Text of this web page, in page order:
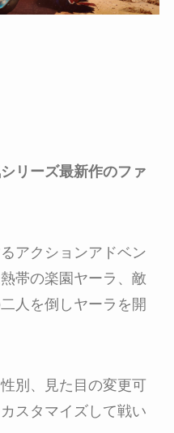
リーズ最新作のファ
アクションアドベン
帯の楽園ヤーラ、敵
人を倒しヤーラを開
別、見た目の変更可
スタマイズして戦い